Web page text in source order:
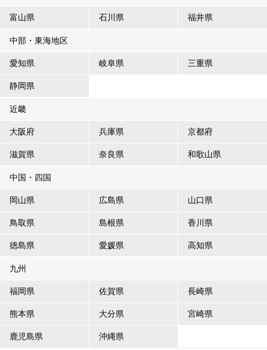
富山県 石川県 福井県
中部・東海地区
愛知県 岐阜県 三重県
静岡県
近畿
大阪府 兵庫県 京都府
滋賀県 奈良県 和歌山県
中国・四国
岡山県 広島県 山口県
鳥取県 島根県 香川県
徳島県 愛媛県 高知県
九州
福岡県 佐賀県 長崎県
熊本県 大分県 宮崎県
鹿児島県 沖縄県